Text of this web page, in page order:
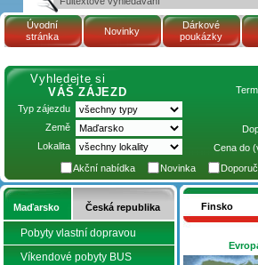
Úvodní
stránka
Novinky
Dárkové
poukázky
Vyhledejte si
VÁŠ ZÁJEZD
Typ zájezdu
Země
Lokalita
Cena do
Akční nabídka
Novinka
Maďarsko Česká republika
Pobyty vlastní dopravou
Víkendové pobyty BUS
Finsko